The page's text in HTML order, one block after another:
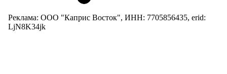
Реклама: ООО "Каприс Восток", ИНН: 7705856435, erid:
LjN8K34jk